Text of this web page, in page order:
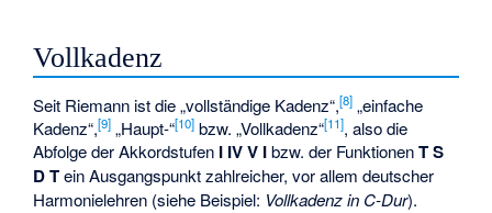
Vollkadenz
Seit Riemann ist die „vollständige Kadenz“,[8] „einfache
Kadenz“,[9] „Haupt-“[10] bzw. „Vollkadenz“[11], also die
Abfolge der Akkordstufen I IV V Ibzw. der FunktionenT S
D Tein Ausgangspunkt zahlreicher, vor allem deutscher
Harmonielehren (siehe Beispiel: Vollkadenz in C-Dur).